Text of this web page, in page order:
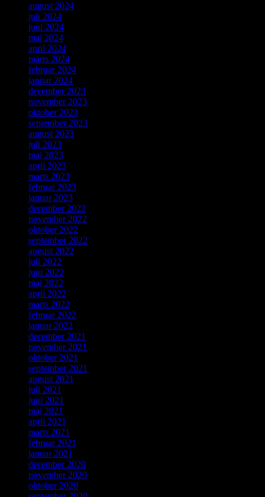
august 2024
juli 2024
juni 2024
maj 2024
april 2024
marts 2024
februar 2024
januar 2024
december 2023
november 2023
oktober 2023
september 2023
august 2023
juli 2023
maj 2023
april 2023
marts 2023
februar 2023
januar 2023
december 2022
november 2022
oktober 2022
september 2022
august 2022
juli 2022
juni 2022
maj 2022
april 2022
marts 2022
februar 2022
januar 2022
december 2021
november 2021
oktober 2021
september 2021
august 2021
juli 2021
juni 2021
maj 2021
april 2021
marts 2021
februar 2021
januar 2021
december 2020
november 2020
oktober 2020